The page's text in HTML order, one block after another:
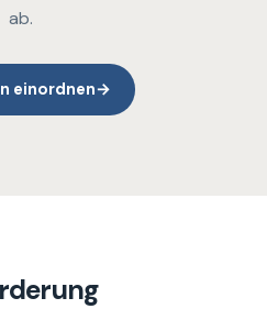
ab.
einordnen→